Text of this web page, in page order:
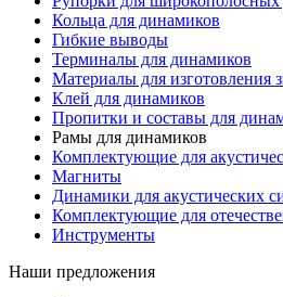
Кольца для динамиков
Гибкие выводы
Терминалы для динамиков
Материалы для изготовления
Клей для динамиков
Пропитки и составы для
Рамы для динамиков
Комплектующие для
Магниты
Динамики для акустических
Комплектующие для
Инструменты
Наши предложения